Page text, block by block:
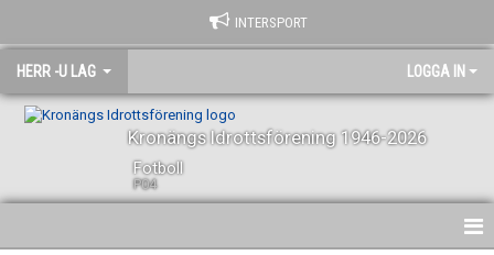
INTERSPORT
HERR -U LAG LOGGA IN
Kronängs Idrottsförening 1946-2026
Fotboll
P04